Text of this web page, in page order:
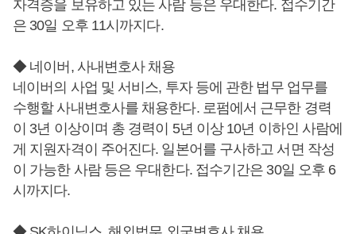
자격증을 보유하고 있는 사람 등은 우대한다. 접수기간
은 30일 오후 11시까지다.
◆ 네이버, 사내변호사 채용
네이버의 사업 및 서비스, 투자 등에 관한 법무 업무를
수행할 사내변호사를 채용한다. 로펌에서 근무한 경력
이 3년 이상이며 총 경력이 5년 이상 10년 이하인 사람에
게 지원자격이 주어진다. 일본어를 구사하고 서면 작성
이 가능한 사람 등은 우대한다. 접수기간은 30일 오후 6
시까지다.